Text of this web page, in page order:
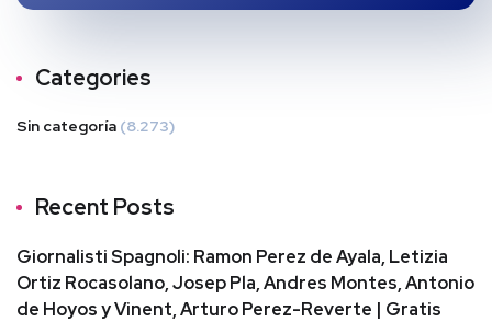
Categories
Sin categoría (8.273)
Recent Posts
Giornalisti Spagnoli: Ramon Perez de Ayala, Letizia
Ortiz Rocasolano, Josep Pla, Andres Montes, Antonio
de Hoyos y Vinent, Arturo Perez-Reverte | Gratis